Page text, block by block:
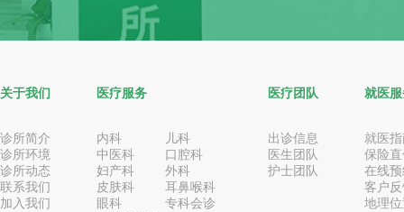
关于我们
诊所简介
诊所环境
诊所动态
联系我们
加入我们
医疗服务
内科
儿科
中医科
口腔科
妇产科
外科
皮肤科
耳鼻喉科
眼科
专科会诊
医疗团队
出诊信息
医生团队
护士团队
就医
就医
保险
在线
客户
地理